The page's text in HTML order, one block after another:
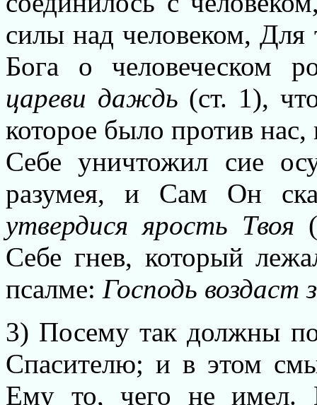
силы над человеком,
Бога о человеческом
цареви даждь (ст. 1),
которое было против
Себе уничтожил сие
разумея, и Сам Он
утвердися ярость Твоя
Себе гнев, который
псалме: Господь воздаст
3) Посему так должны
Спасителю; и в этом
Ему то, чего не